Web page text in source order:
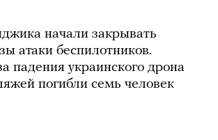
начали закрывать
атаки беспилотников.
падения украинского дрона
погибли семь человек